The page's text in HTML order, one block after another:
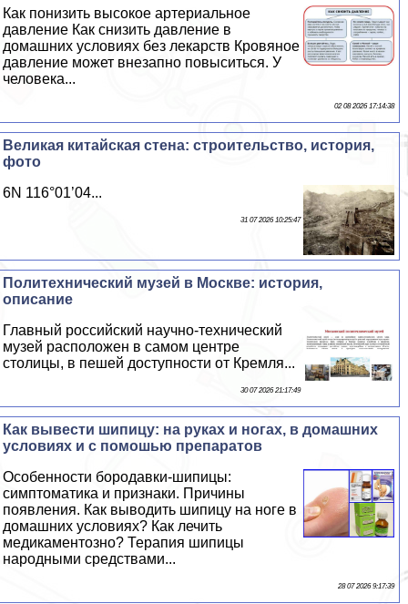
Как понизить высокое артериальное
давление Как снизить давление в
домашних условиях без лекарств Кровяное
давление может внезапно повыситься. У
человека...
02 08 2026 17:14:38
Великая китайская стена: строительство, история,
фото
6N 116°01’04...
31 07 2026 10:25:47
Политехнический музей в Москве: история,
описание
Главный российский научно-технический
музей расположен в самом центре
столицы, в пешей доступности от Кремля...
30 07 2026 21:17:49
Как вывести шипицу: на руках и ногах, в домашних
условиях и с помошью препаратов
Особенности бородавки-шипицы:
симптоматика и признаки. Причины
появления. Как выводить шипицу на ноге в
домашних условиях? Как лечить
медикаментозно? Терапия шипицы
народными средствами...
28 07 2026 9:17:39